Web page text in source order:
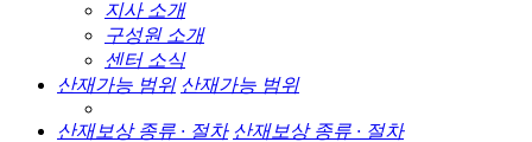
지사 소개
구성원 소개
센터 소식
산재가능 범위 산재가능 범위
산재보상 종류 · 절차 산재보상 종류 · 절차